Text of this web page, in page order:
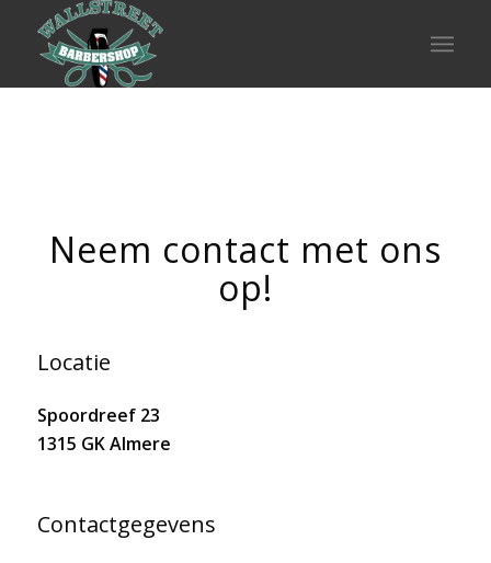
Neem contact met ons
op!
Locatie
Spoordreef 23
1315 GK Almere
Contactgegevens